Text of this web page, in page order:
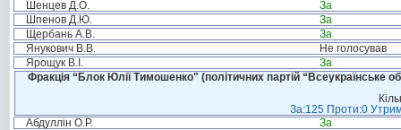
Шенцев Д.О.
За
Шпенов Д.Ю.
За
Щербань А.В.
За
Янукович В.В.
Не голосував
Ярощук В.І.
За
Фракція “Блок Юлії Тимошенко" (політичних партій “Всеукраїнське
За:125 Проти:0
Абдуллін О.Р.
За